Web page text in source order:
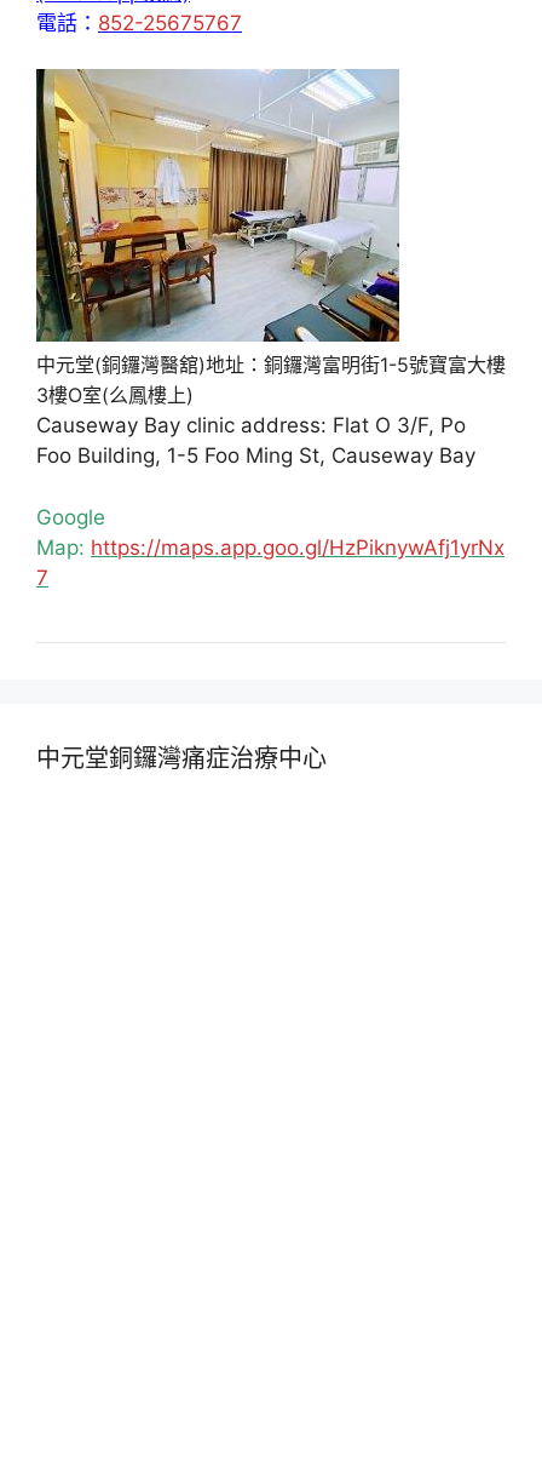
電話： 852-25675767
中元堂(銅鑼灣醫舘)地址：銅鑼灣富明街1-5號寶富大樓
3樓O室(么鳳樓上)
Causeway Bay clinic address: Flat O 3/F, Po
Foo Building, 1-5 Foo Ming St, Causeway Bay
Google
Map: https://maps.app.goo.gl/HzPiknywAfj1yrNx
7
中元堂銅鑼灣痛症治療中心